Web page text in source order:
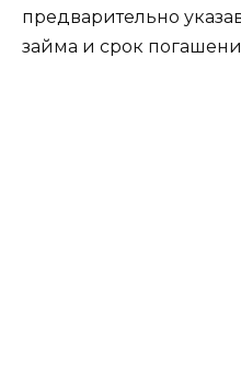
предварительно
займа и срок